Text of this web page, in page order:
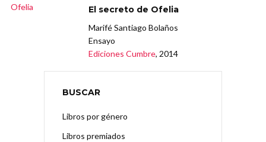
El secreto de Ofelia
Marifé Santiago Bolaños
Ensayo
Ediciones Cumbre, 2014
BUSCAR
Libros por género
Libros premiados